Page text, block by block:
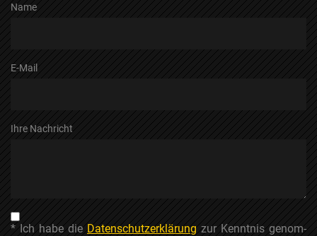
Name
E-Mail
Ihre Nachricht
* Ich habe die Datenschutzerklärung zur Kenntnis genom­